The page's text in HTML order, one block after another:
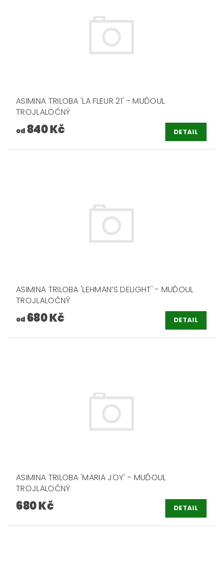
ASIMINA TRILOBA 'LA FLEUR 21' - MUĎOUL
TROJLALOČNÝ
od 840 Kč DETAIL
ASIMINA TRILOBA 'LEHMAN’S DELIGHT' - MUĎOUL
TROJLALOČNÝ
od 680 Kč DETAIL
ASIMINA TRILOBA 'MARIA JOY' - MUĎOUL
TROJLALOČNÝ
680 Kč DETAIL